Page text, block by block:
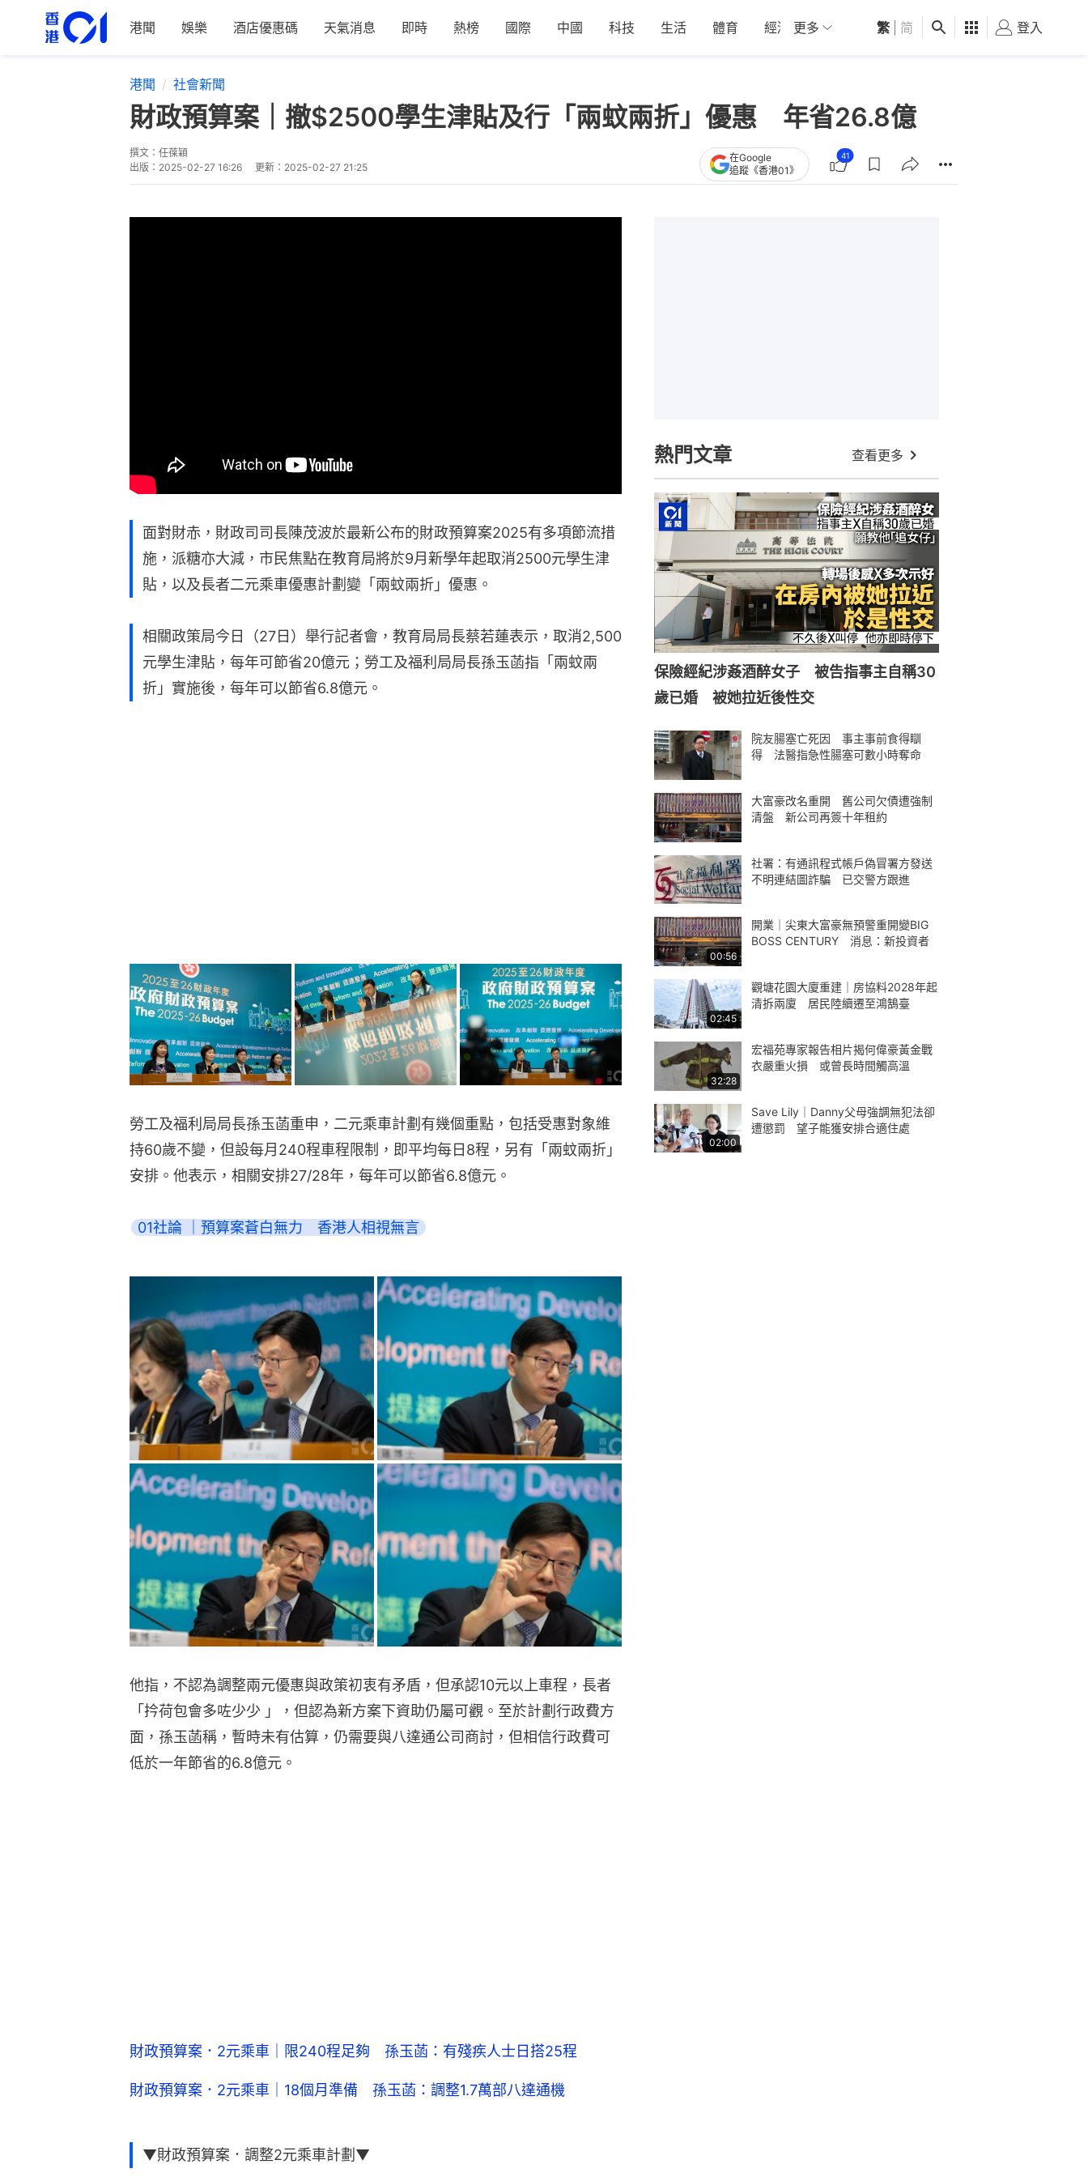
港聞 娛樂 酒店優惠碼 天氣消息 即時 熱榜 國際 中國 科技 生活 體育 經濟 01深圳 觀點 健康 好食玩飛
更多 繁 简 登入
港聞 社會新聞
財政預算案｜撤$2500學生津貼及行「兩蚊兩折」優惠 年省26.8億
撰文： 任葆穎
出版： 2025-02-27 16:26 更新： 2025-02-27 21:25
在Google
追蹤《香港01》
41
面對財赤，財政司司長陳茂波於最新公布的財政預算案2025有多項節流措
施，派糖亦大減，市民焦點在教育局將於9月新學年起取消2500元學生津
貼，以及長者二元乘車優惠計劃變「兩蚊兩折」優惠。
相關政策局今日（27日）舉行記者會，教育局局長蔡若蓮表示，取消2,500
元學生津貼，每年可節省20億元；勞工及福利局局長孫玉菡指「兩蚊兩
折」實施後，每年可以節省6.8億元。
勞工及福利局局長孫玉菡重申，二元乘車計劃有幾個重點，包括受惠對象維
持60歲不變，但設每月240程車程限制，即平均每日8程，另有「兩蚊兩折」
安排。他表示，相關安排27/28年，每年可以節省6.8億元。
01社論 ｜預算案蒼白無力　香港人相視無言
他指，不認為調整兩元優惠與政策初衷有矛盾，但承認10元以上車程，長者
「扲荷包會多咗少少 」，但認為新方案下資助仍屬可觀。至於計劃行政費方
面，孫玉菡稱，暫時未有估算，仍需要與八達通公司商討，但相信行政費可
低於一年節省的6.8億元。
財政預算案．2元乘車｜限240程足夠 孫玉菡：有殘疾人士日搭25程
財政預算案．2元乘車｜18個月準備 孫玉菡：調整1.7萬部八達通機
▼財政預算案．調整2元乘車計劃▼
熱門文章 查看更多
保險經紀涉姦酒醉女子 被告指事主自稱30
歲已婚 被她拉近後性交
院友腸塞亡死因 事主事前食得瞓
得 法醫指急性腸塞可數小時奪命
大富豪改名重開 舊公司欠債遭強制
清盤 新公司再簽十年租約
社署：有通訊程式帳戶偽冒署方發送
不明連結圖詐騙 已交警方跟進
00:56
開業｜尖東大富豪無預警重開變BIG
BOSS CENTURY 消息：新投資者
02:45
觀塘花園大廈重建｜房協料2028年起
清拆兩廈 居民陸續遷至鴻鵠臺
32:28
宏福苑專家報告相片揭何偉豪黃金戰
衣嚴重火損 或曾長時間觸高溫
02:00
Save Lily｜Danny父母強調無犯法卻
遭懲罰 望子能獲安排合適住處